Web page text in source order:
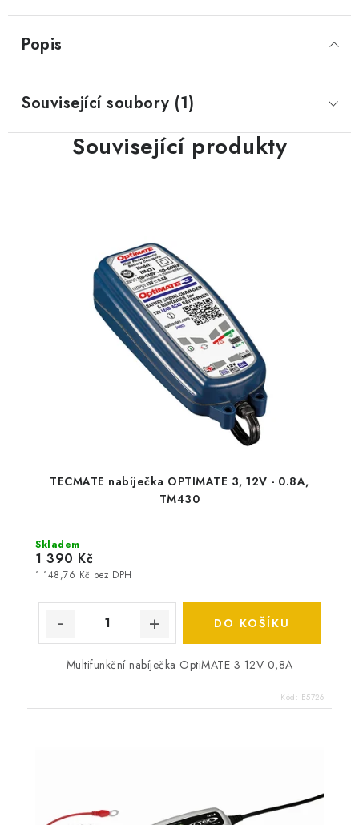
Popis
Související soubory (1)
Související produkty
TECMATE nabíječka OPTIMATE 3, 12V - 0.8A,
TM430
Skladem
1 148,76 Kč bez DPH
1 390 Kč
DO KOŠÍKU
Multifunkční nabíječka OptiMATE 3 12V 0,8A
Kód: E5726